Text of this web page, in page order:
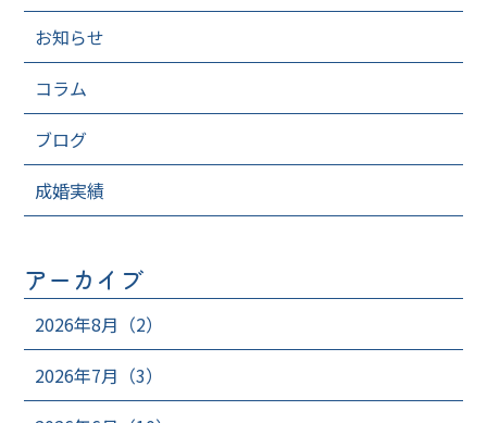
お知らせ
コラム
ブログ
成婚実績
アーカイブ
2026年8月（2）
2026年7月（3）